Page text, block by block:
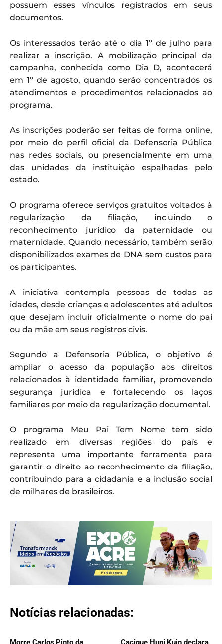
possuem esses vínculos registrados em seus
documentos.
Os interessados terão até o dia 1º de julho para
realizar a inscrição. A mobilização principal da
campanha, conhecida como Dia D, acontecerá
em 1º de agosto, quando serão concentrados os
atendimentos e procedimentos relacionados ao
programa.
As inscrições poderão ser feitas de forma online,
por meio do perfil oficial da Defensoria Pública
nas redes sociais, ou presencialmente em uma
das unidades da instituição espalhadas pelo
estado.
O programa oferece serviços gratuitos voltados à
regularização da filiação, incluindo o
reconhecimento jurídico da paternidade ou
maternidade. Quando necessário, também serão
disponibilizados exames de DNA sem custos para
os participantes.
A iniciativa contempla pessoas de todas as
idades, desde crianças e adolescentes até adultos
que desejam incluir oficialmente o nome do pai
ou da mãe em seus registros civis.
Segundo a Defensoria Pública, o objetivo é
ampliar o acesso da população aos direitos
relacionados à identidade familiar, promovendo
segurança jurídica e fortalecendo os laços
familiares por meio da regularização documental.
O programa Meu Pai Tem Nome tem sido
realizado em diversas regiões do país e
representa uma importante ferramenta para
garantir o direito ao reconhecimento da filiação,
contribuindo para a cidadania e a inclusão social
de milhares de brasileiros.
Notícias relacionadas:
Morre Carlos Pinto da Cacique Huni Kuin declara